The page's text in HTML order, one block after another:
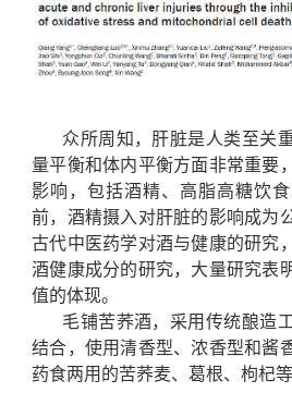
众所周知，肝脏是人类至关
量平衡和体内平衡方面非常重要
影响，包括酒精、高脂高糖饮
前，酒精摄入对肝脏的影响成为
古代中医药学对酒与健康的研究
酒健康成分的研究，大量研究表
值的体现。
毛铺苦荞酒，采用传统酿造
结合，使用清香型、浓香型和酱
药食两用的苦荞麦、葛根、枸杞等